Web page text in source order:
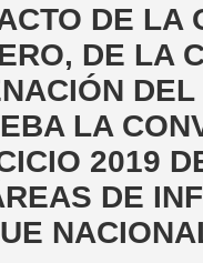
DE LA
DE LA
LA
2019
DE